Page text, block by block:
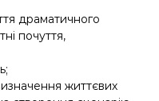
драматичного
почуття,
життєвих